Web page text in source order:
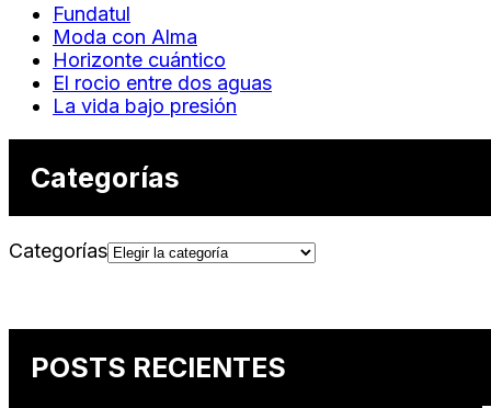
Fundatul
Moda con Alma
Horizonte cuántico
El rocio entre dos aguas
La vida bajo presión
Categorías
Categorías
POSTS RECIENTES